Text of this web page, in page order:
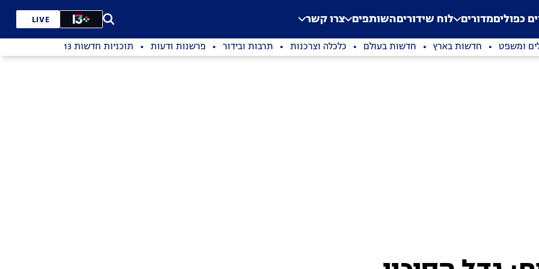
Application error: a
. כפוליםמדורים לוח שידוריםהשותפים צרו קשר LIVE
ומשפט חדשות בארץ חדשות בעולם כלכלה וצרכנות תרבות ובידור פרשנות ודעות תוכניות חדשות 13